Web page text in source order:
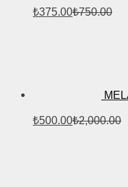
₺375.00₺750.00
₺500.00₺2,000.00